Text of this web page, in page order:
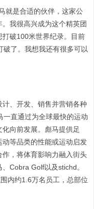
就是合适的伙伴，这家公
我很高兴成为这个精英团
破100米世界纪录。目前
破了。我想我还有很多可以
、开发、销售并营销各种
直通过为全球最快的运动
向前发展。彪马提供足
等品类的性能或运动启发
，将体育影响力融入街头
Cobra Golf以及stichd。
内约1.6万名员工，总部位